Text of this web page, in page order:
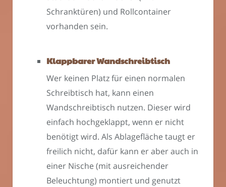
Schranktüren) und Rollcontainer
vorhanden sein.
Klappbarer Wandschreibtisch
Wer keinen Platz für einen normalen
Schreibtisch hat, kann einen
Wandschreibtisch nutzen. Dieser wird
einfach hochgeklappt, wenn er nicht
benötigt wird. Als Ablagefläche taugt er
freilich nicht, dafür kann er aber auch in
einer Nische (mit ausreichender
Beleuchtung) montiert und genutzt